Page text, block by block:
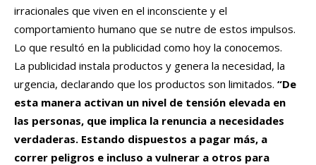
irracionales que viven en el inconsciente y el
comportamiento humano que se nutre de estos impulsos.
Lo que resultó en la publicidad como hoy la conocemos.
La publicidad instala productos y genera la necesidad, la
urgencia, declarando que los productos son limitados. “De
esta manera activan un nivel de tensión elevada en
las personas, que implica la renuncia a necesidades
verdaderas. Estando dispuestos a pagar más, a
correr peligros e incluso a vulnerar a otros para